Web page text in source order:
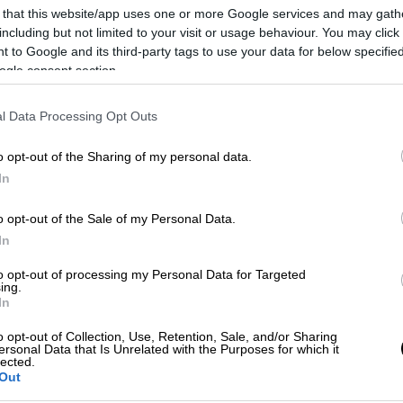
that this website/app uses one or more Google services and may
but not limited to your visit or usage behaviour. You may
to Google and its third-party tags to use your data for below
consent section.
Data Processing Opt Outs
opt-out of the Sharing of my personal data.
opt-out of the Sale of my Personal Data.
opt-out of processing my Personal Data for Targeted
opt-out of Collection, Use, Retention, Sale, and/or Sharing
Data that Is Unrelated with the Purposes for which it
Απόψεις|23.04.2020 17:23
Πώς επηρεάζει η πανδημία τους
Έλληνες της Αυστραλίας
τρόπο εργασίας, αλλά έχουμε μάθει